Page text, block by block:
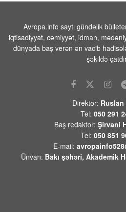
08 AVQUST 2026 / 18:06
İrandan Füzuliyə
narkotiki satmaq
saxlanildilar -Video
08 AVQUST 2026 / 18:00
BƏƏ Hörmüz
raketlə hədəfə
08 AVQUST 2026 / 16:47
Xameneinin baş
ölkələri artan
təhlükəsizliyi
Avropa.info saytı gündəlik
iqtisadiyyat, cəmiyyət, idman,
dünyada baş verən ən vacib
şəkildə
Direktor:
Tel: 050 291
Baş redaktor: Şirvani
Tel: 050 851
E-mail:
Ünvan: Bakı şəhəri, Akademik